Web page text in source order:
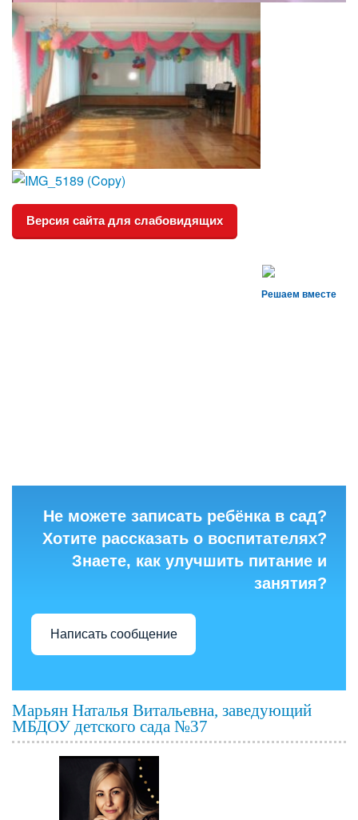
Версия сайта для слабовидящих
Решаем вместе
Не можете записать ребёнка в сад?
Хотите рассказать о воспитателях?
Знаете, как улучшить питание и
занятия?
Написать сообщение
Марьян Наталья Витальевна, заведующий
МБДОУ детского сада №37